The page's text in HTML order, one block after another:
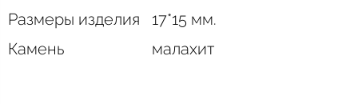
Размеры изделия
17*15 мм.
Камень
малахит